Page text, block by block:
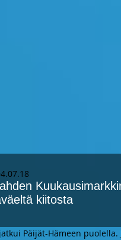
kiitosta
Päijät-Hämeen